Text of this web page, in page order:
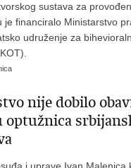
sustava za
je financiralo Ministarstvo
udruženje za
nije dobilo
optužnica